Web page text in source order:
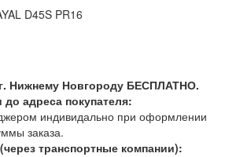
D45S PR16
Нижнему Новгороду БЕСПЛАТНО.
адреса покупателя:
индивидально при оформлении
заказа.
транспортные компании):